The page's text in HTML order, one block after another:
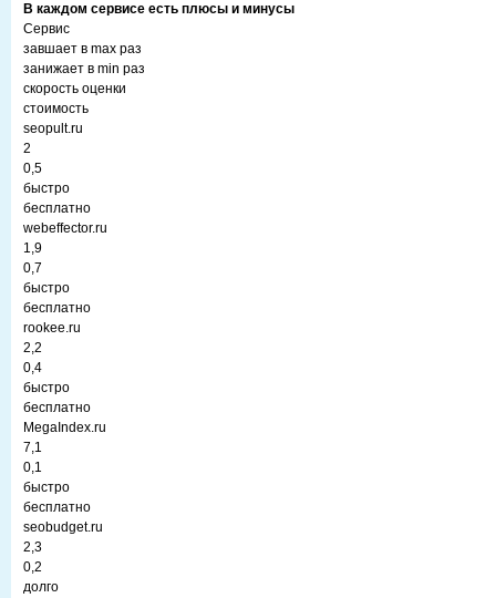
В каждом сервисе есть плюсы и минусы
Сервис
завшает в max раз
занижает в min раз
скорость оценки
стоимость
seopult.ru
2
0,5
быстро
бесплатно
webeffector.ru
1,9
0,7
быстро
бесплатно
rookee.ru
2,2
0,4
быстро
бесплатно
MegaIndex.ru
7,1
0,1
быстро
бесплатно
seobudget.ru
2,3
0,2
долго